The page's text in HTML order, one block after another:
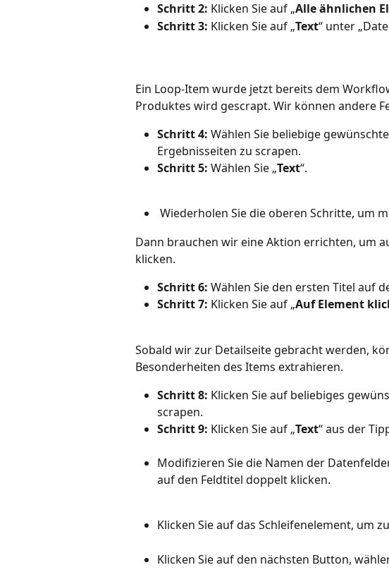
Schritt 2: Klicken Sie auf „Alle ähnlichen
Schritt 3: Klicken Sie auf „Text“ unter
Ein Loop-Item wurde jetzt bereits dem
Produktes wird gescrapt. Wir können andere
Schritt 4: Wählen Sie beliebige
Ergebnisseiten zu scrapen.
Schritt 5: Wählen Sie „Text“.
Wiederholen Sie die oberen Schritte, um
Dann brauchen wir eine Aktion errichten, um
klicken.
Schritt 6: Wählen Sie den ersten Titel auf
Schritt 7: Klicken Sie auf „Auf Element
Sobald wir zur Detailseite gebracht werden,
Besonderheiten des Items extrahieren.
Schritt 8: Klicken Sie auf beliebiges
scrapen.
Schritt 9: Klicken Sie auf „Text“ aus der
Modifizieren Sie die Namen der
auf den Feldtitel doppelt klicken.
Klicken Sie auf das Schleifenelement, um
Klicken Sie auf den nächsten Button,